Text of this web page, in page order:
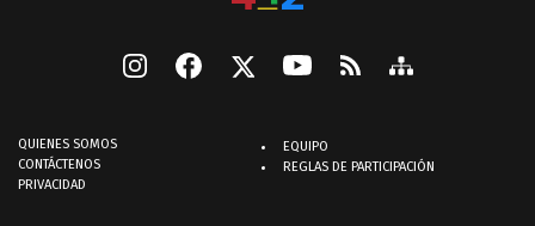
QUIENES SOMOS
CONTÁCTENOS
PRIVACIDAD
EQUIPO
REGLAS DE PARTICIPACIÓN